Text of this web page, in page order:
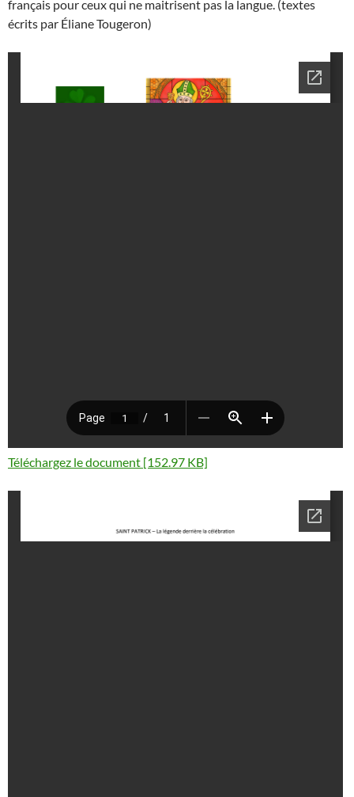
français pour ceux qui ne maitrisent pas la langue. (textes
écrits par Éliane Tougeron)
Téléchargez le document [152.97 KB]